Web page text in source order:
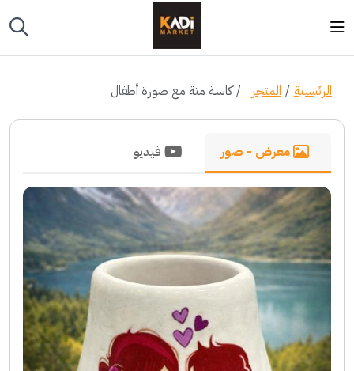
الرئيسية المتجر كاسة متة مع صورة أطفال
معرض - صور فيديو